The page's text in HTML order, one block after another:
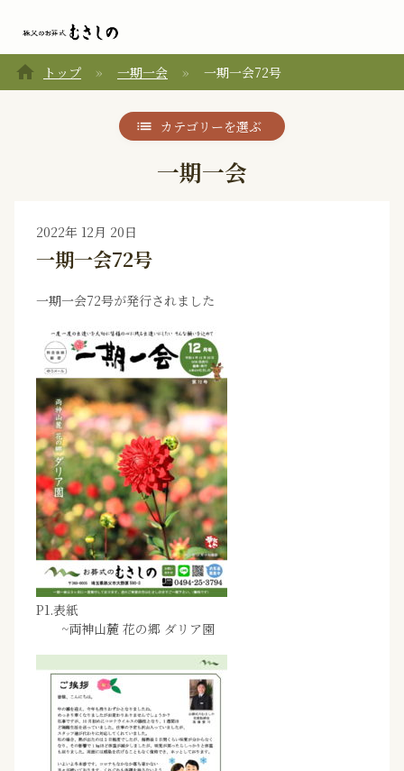
home トップ 一期一会 一期一会72号
カテゴリーを選ぶ
一期一会
2022年 12月 20日
一期一会72号
一期一会72号が発行されました
P1.表紙
~両神山麓 花の郷 ダリア園